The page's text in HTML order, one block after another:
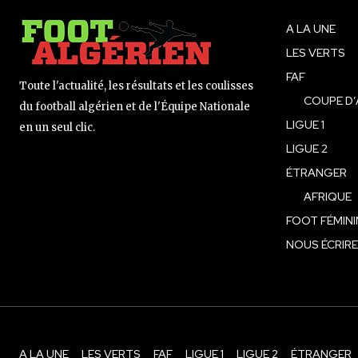
Toute l'actualité, les résultats et les coulisses
du football algérien et de l'Équipe Nationale
en un seul clic.
A LA UNE
LES VERTS
FAF
COUPE
LIGUE 1
LIGUE 2
ÉTRANGER
AFRIQUE
FOOT
NOUS ÉCRIRE
A LA UNE LES VERTS FAF LIGUE 1 LIGUE 2 ÉTRANGER